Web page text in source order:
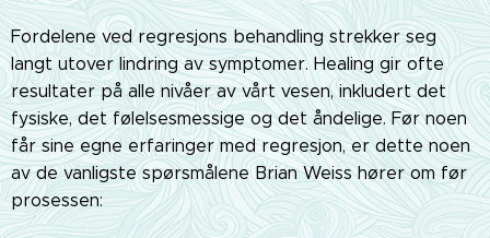
Fordelene ved regresjons behandling strekker seg
langt utover lindring av symptomer. Healing gir ofte
resultater på alle nivåer av vårt vesen, inkludert det
fysiske, det følelsesmessige og det åndelige. Før noen
får sine egne erfaringer med regresjon, er dette noen
av de vanligste spørsmålene Brian Weiss hører om før
prosessen: